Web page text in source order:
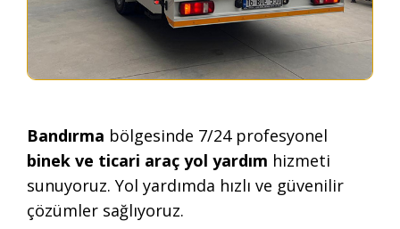
Bandırma bölgesinde 7/24 profesyonel
binek ve ticari araç yol yardım hizmeti
sunuyoruz. Yol yardımda hızlı ve güvenilir
çözümler sağlıyoruz.